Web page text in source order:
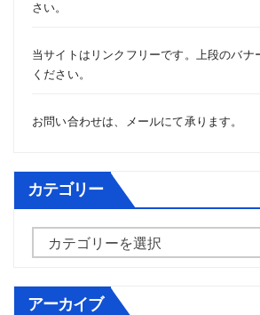
さい。
当サイトはリンクフリーです。上段のバナ
ください。
お問い合わせは、 メールにて承ります。
カテゴリー
アーカイブ